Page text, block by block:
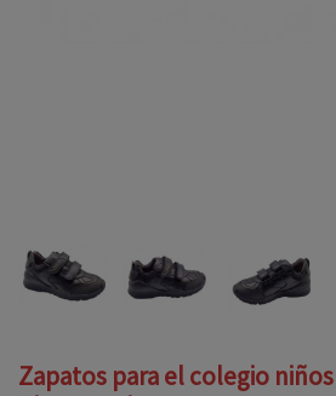
Zapatos para el colegio niños